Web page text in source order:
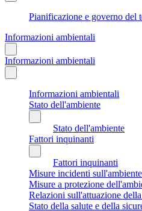
Pianificazione e governo del
Informazioni ambientali
Informazioni ambientali
Informazioni ambientali
Stato dell'ambiente
Stato dell'ambiente
Fattori inquinanti
Fattori inquinanti
Misure incidenti
Misure a protezione
Relazioni sull'attuazione
Stato della salute e della